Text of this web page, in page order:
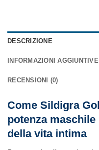
DESCRIZIONE
INFORMAZIONI AGGIUNTIVE
RECENSIONI (0)
Come Sildigra
potenza
della vita intima